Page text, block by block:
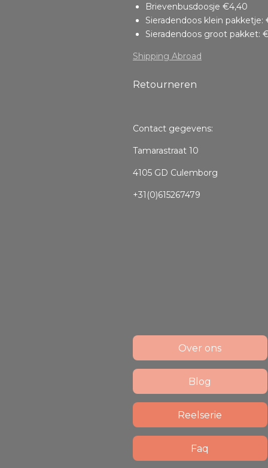
Brievenbusdoosje €4,40
Sieradendoos klein pakketje:
Sieradendoos groot pakket:
Shipping Abroad
Retourneren
Contact gegevens:
Tamarastraat 10
4105 GD Culemborg
+31(0)615267479
Over ons
Blog
Reelserie
Faq